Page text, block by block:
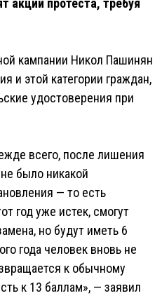
акции протеста, требуя
кампании Никол Пашинян
и этой категории граждан,
удостоверения при
всего, после лишения
было никакой
— то есть
год уже истек, смогут
но будут иметь 6
года человек вновь не
к обычному
к 13 баллам», — заявил